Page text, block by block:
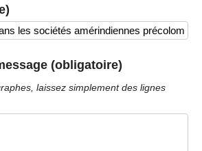
(obligatoire)
laissez simplement des lignes